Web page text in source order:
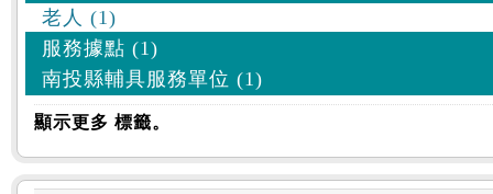
老人 (1)
服務據點 (1)
南投縣輔具服務單位 (1)
顯示更多 標籤。